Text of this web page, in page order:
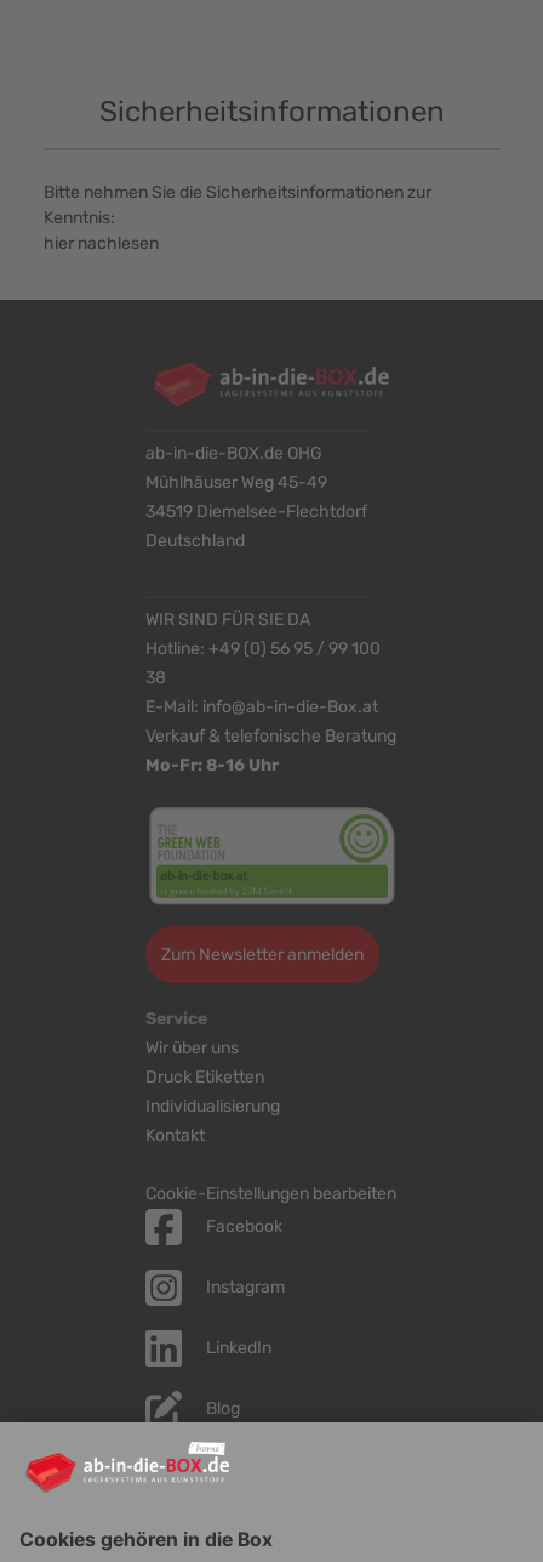
Sicherheitsinformationen
Bitte nehmen Sie die Sicherheitsinformationen zur
Kenntnis:
hier nachlesen
ab-in-die-BOX.de OHG
Mühlhäuser Weg 45-49
34519 Diemelsee-Flechtdorf
Deutschland
WIR SIND FÜR SIE DA
Hotline: +49 (0) 56 95 / 99 100
38
E-Mail: info@ab-in-die-Box.at
Verkauf & telefonische Beratung
Mo-Fr: 8-16 Uhr
Zum Newsletter anmelden
Service
Wir über uns
Druck Etiketten
Individualisierung
Kontakt
Cookie-Einstellungen bearbeiten
Facebook
Instagram
LinkedIn
Blog
YouTube